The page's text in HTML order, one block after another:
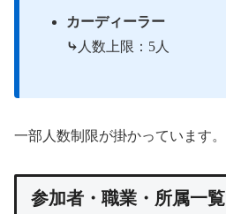
カーディーラー
⤷ 人数上限：5人
一部人数制限が掛かっています。
参加者・職業・所属一覧